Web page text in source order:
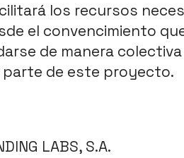
los recursos
el convencimiento
de manera
de este proyecto.
LABS, S.A.